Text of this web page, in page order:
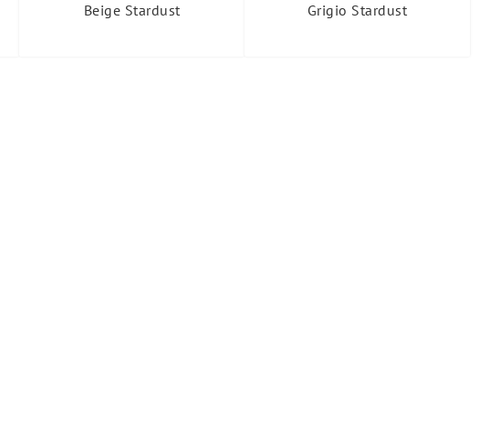
Beige Stardust Grigio Stardust